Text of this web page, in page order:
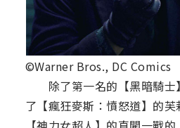
©Warner Bros., DC Comics
除了第一名的【黑暗騎士
了【瘋狂麥斯：憤怒道】的芙